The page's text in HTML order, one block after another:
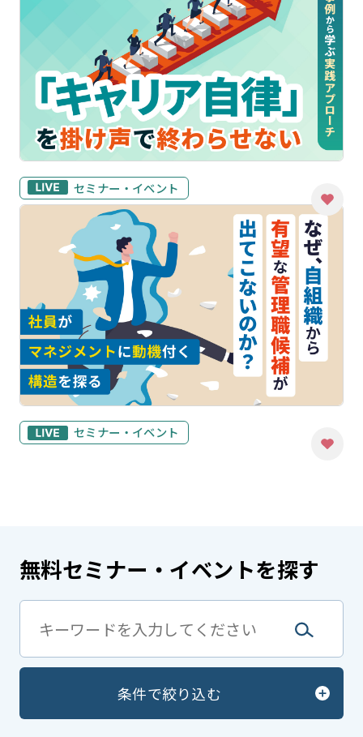
セミナー・イベント
セミナー・イベント
無料セミナー・イベントを探す
条件で絞り込む